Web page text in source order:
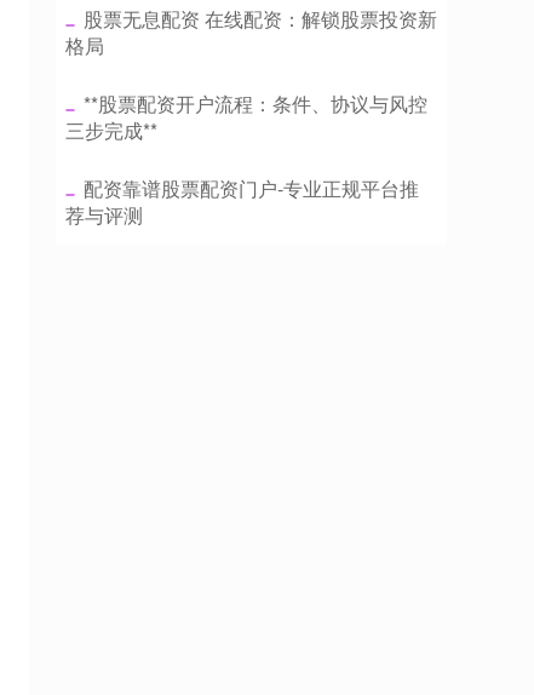
​股票无息配资 在线配资：解锁股票投资新
格局
​**股票配资开户流程：条件、协议与风控
三步完成**
​配资靠谱股票配资门户-专业正规平台推
荐与评测